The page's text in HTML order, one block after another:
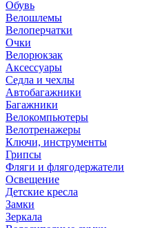
Обувь
Велошлемы
Велоперчатки
Очки
Велорюкзак
Аксессуары
Седла и чехлы
Автобагажники
Багажники
Велокомпьютеры
Велотренажеры
Ключи, инструменты
Грипсы
Фляги и флягодержатели
Освещение
Детские кресла
Замки
Зеркала